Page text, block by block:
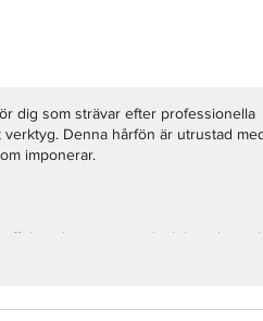
dig som strävar efter professionella
Denna hårfön är utrustad
imponerar.
och innovativ teknik kan du